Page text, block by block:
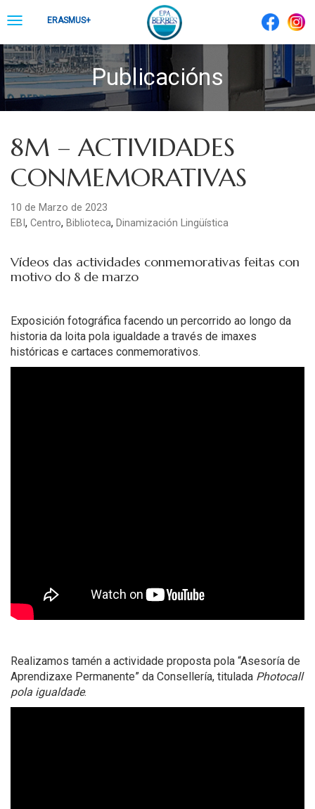
to ToggleERASMUS+
Publicacións
8M – ACTIVIDADES
CONMEMORATIVAS
10 de Marzo de 2023
EBI , Centro, Biblioteca, Dinamización Lingüística
Vídeos das actividades conmemorativas feitas con
motivo do 8 de marzo
Exposición fotográfica facendo un percorrido ao longo da
historia da loita pola igualdade a través de imaxes
históricas e cartaces conmemorativos.
Realizamos tamén a actividade proposta pola “Asesoría de
Aprendizaxe Permanente” da Consellería, titulada Photocall
pola igualdade.